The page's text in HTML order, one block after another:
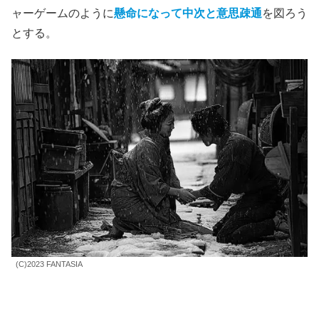
ャーゲームのように懸命になって中次と意思疎通を図ろう
とする。
(C)2023 FANTASIA